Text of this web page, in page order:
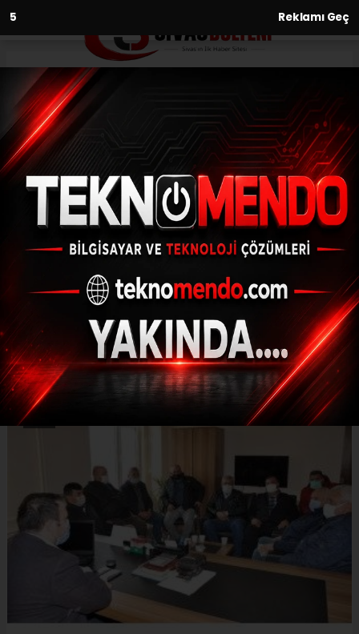
2 Reklamı Geç
Anasayfa
Gemerekli pancar üreticileri
halinden memnun
18.03.2021 - 14:33, Güncelleme: 18.03.2021 - 14:33
Gemerekli pancar üreticileri erken ödenen
pancar bedelleri, ekim öncesi motorin
desteğinden dolayı Kayseri Şeker Gemerek
Pancar Bölge Müdürlüğünü ziyaret...
ABONE OL